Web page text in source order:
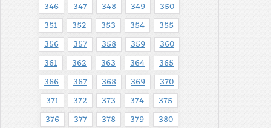
346 347 348 349 350
351 352 353 354 355
356 357 358 359 360
361 362 363 364 365
366 367 368 369 370
371 372 373 374 375
376 377 378 379 380